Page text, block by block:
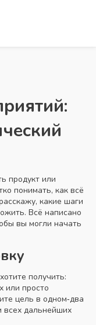
продукт или
понимать, как всё
какие шаги
Всё написано
вы могли начать
получить:
или просто
цель в одном‑два
всех дальнейших